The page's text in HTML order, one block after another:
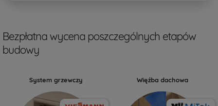
Bezpłatna wycena poszczególnych etapów
budowy
System grzewczy Więźba dachowa